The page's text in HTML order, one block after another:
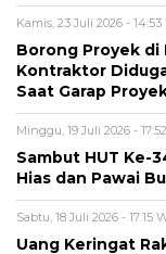
Kamis, 23 Juli 2026 -
Borong Proyek di
Kontraktor
Saat Garap
Minggu, 19 Juli 2026 -
Sambut HUT Ke-
Hias dan Pawai
Sabtu, 18 Juli 2026 - 17:15
Uang Keringat